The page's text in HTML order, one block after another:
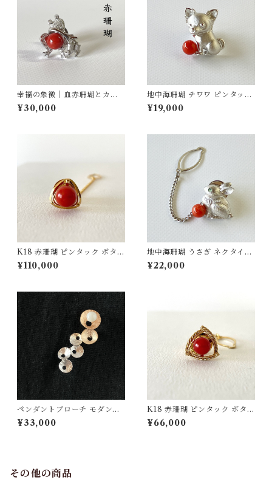
幸福の象徴｜血赤珊瑚とカエ
ルのピンタックブローチ SV
¥30,000
地中海珊瑚 チワワ ピンタック
ブローチ SV fb-28
¥19,000
K18 赤珊瑚 ピンタック ボタン
チェーン付 fb-42
¥110,000
地中海珊瑚 うさぎ ネクタイピ
ン SV fb-31
¥22,000
ペンダントブローチ モダンモ
チーフ【ピンクゴールド】白
珊瑚 SV
¥33,000
K18 赤珊瑚 ピンタック ボタン
チェーン付 fb-43
¥66,000
その他の商品